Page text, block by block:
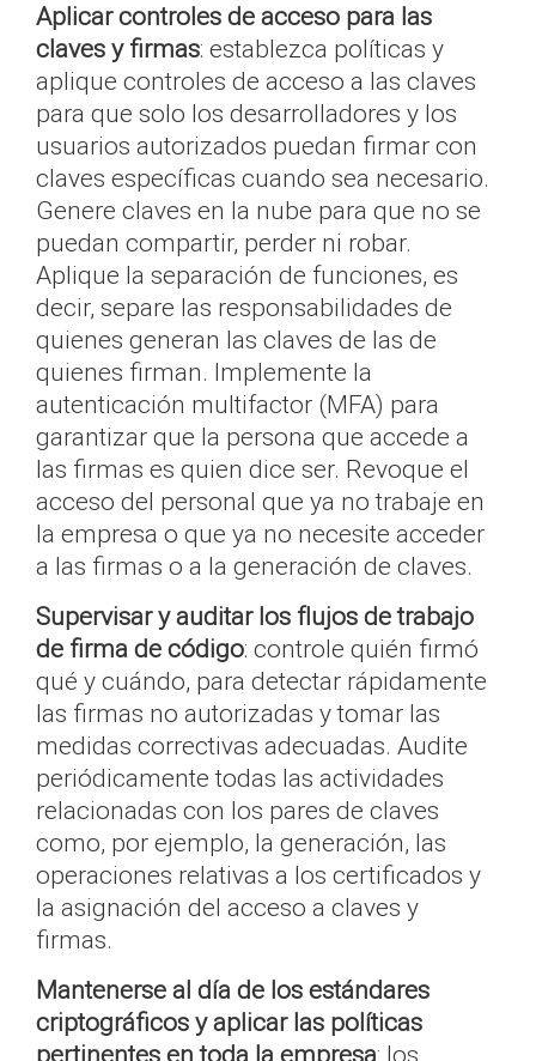
Aplicar controles de acceso para las
claves y firmas: establezca políticas y
aplique controles de acceso a las claves
para que solo los desarrolladores y los
usuarios autorizados puedan firmar con
claves específicas cuando sea necesario.
Genere claves en la nube para que no se
puedan compartir, perder ni robar.
Aplique la separación de funciones, es
decir, separe las responsabilidades de
quienes generan las claves de las de
quienes firman. Implemente la
autenticación multifactor (MFA) para
garantizar que la persona que accede a
las firmas es quien dice ser. Revoque el
acceso del personal que ya no trabaje en
la empresa o que ya no necesite acceder
a las firmas o a la generación de claves.
Supervisar y auditar los flujos de trabajo
de firma de código: controle quién firmó
qué y cuándo, para detectar rápidamente
las firmas no autorizadas y tomar las
medidas correctivas adecuadas. Audite
periódicamente todas las actividades
relacionadas con los pares de claves
como, por ejemplo, la generación, las
operaciones relativas a los certificados y
la asignación del acceso a claves y
firmas.
Mantenerse al día de los estándares
criptográficos y aplicar las políticas